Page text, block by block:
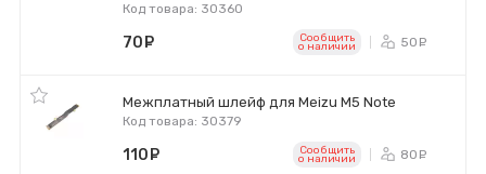
Код товара: 30360
70 Сообщить
o наличии 50
Межплатный шлейф для Meizu M5 Note
Код товара: 30379
110 Сообщить
o наличии 80